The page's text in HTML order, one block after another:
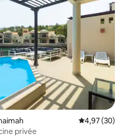
Évaluation
4,97 (30)
privée